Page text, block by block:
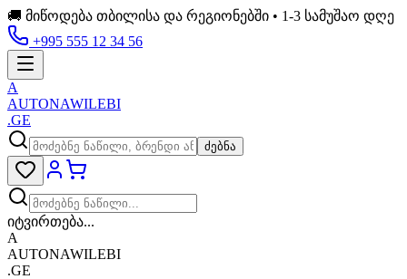
🚚 მიწოდება თბილისა და რეგიონებში • 1-3 სამუშაო დღე
+995 555 12 34 56
A
AUTONAWILEBI
.GE
ძებნა
იტვირთება...
A
AUTONAWILEBI
.GE